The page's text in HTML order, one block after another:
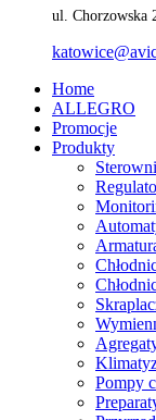
ul. Chorzowska
Home
ALLEGRO
Promocje
Produkty
Pompy